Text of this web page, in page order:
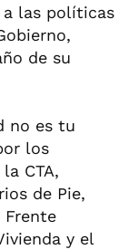
a las políticas
de su
no es tu
los
CTA,
de Pie,
Frente
y el